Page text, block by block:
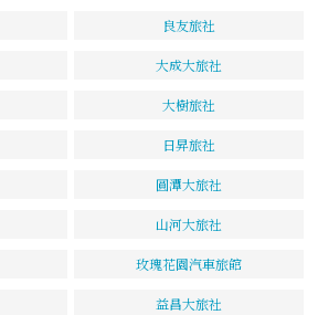
良友旅社
大成大旅社
大樹旅社
日昇旅社
圓潭大旅社
山河大旅社
玫瑰花園汽車旅館
益昌大旅社